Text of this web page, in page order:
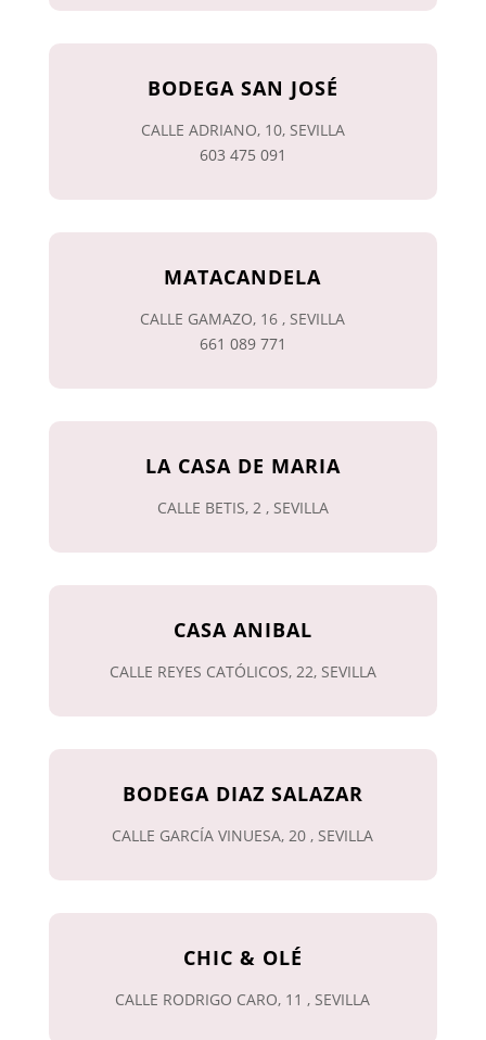
BODEGA SAN JOSÉ
CALLE ADRIANO, 10, SEVILLA
603 475 091
MATACANDELA
CALLE GAMAZO, 16 , SEVILLA
661 089 771
LA CASA DE MARIA
CALLE BETIS, 2 , SEVILLA
CASA ANIBAL
CALLE REYES CATÓLICOS, 22, SEVILLA
BODEGA DIAZ SALAZAR
CALLE GARCÍA VINUESA, 20 , SEVILLA
CHIC & OLÉ
CALLE RODRIGO CARO, 11 , SEVILLA